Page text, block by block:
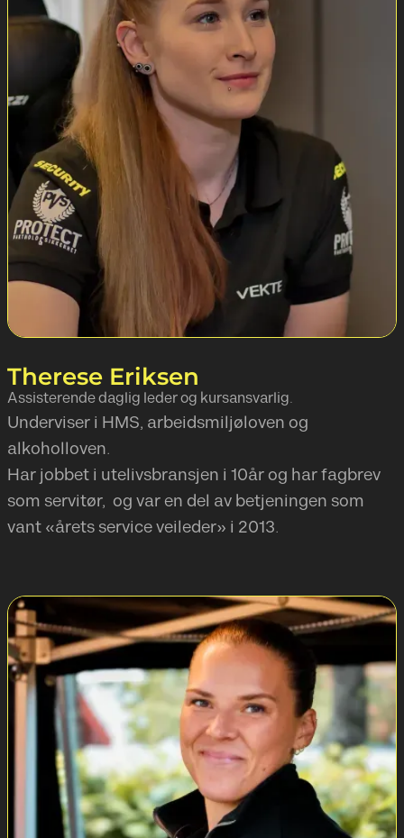
Therese Eriksen
Assisterende daglig leder og kursansvarlig.
Underviser i HMS, arbeidsmiljøloven og
alkoholloven.
Har jobbet i utelivsbransjen i 10år og har fagbrev
som servitør, og var en del av betjeningen som
vant «årets service veileder» i 2013.